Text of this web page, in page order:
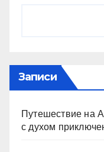
Записи
Путешествие на
с духом